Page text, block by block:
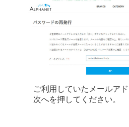
ご利用していたメールア
次へを押してください。